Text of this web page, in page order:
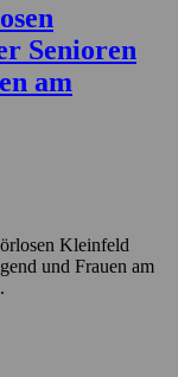
Senioren
am
Kleinfeld
und Frauen am